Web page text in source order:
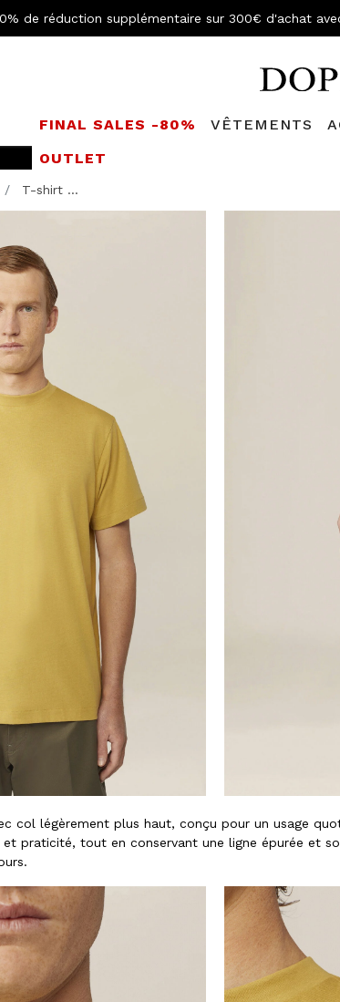
de réduction supplémentaire sur 300€ d'achat
FINAL SALES -80% VÊTEMENTS
OUTLET
T-shirt ...
col légèrement plus haut, conçu pour un usage
praticité, tout en conservant une ligne épurée et